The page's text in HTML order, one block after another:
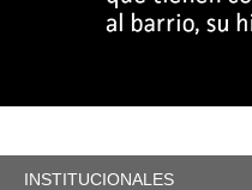
INSTITUCIONALES